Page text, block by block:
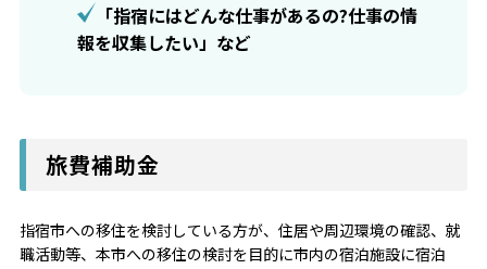
「指宿にはどんな仕事があるの?仕事の情
報を収集したい」など
旅費補助金
指宿市への移住を検討している方が、住居や周辺環境の確認、就
職活動等、本市への移住の検討を目的に市内の宿泊施設に宿泊